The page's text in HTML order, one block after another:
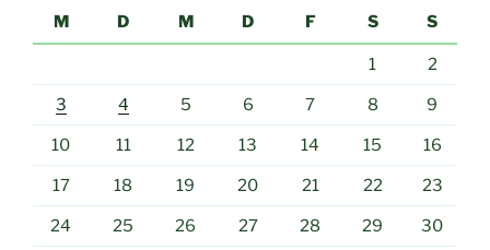
M
D M D F S S
1 2
3 4 5 6 7 8 9
10 11 12 13 14 15 16
17 18 19 20 21 22 23
24 25 26 27 28 29 30